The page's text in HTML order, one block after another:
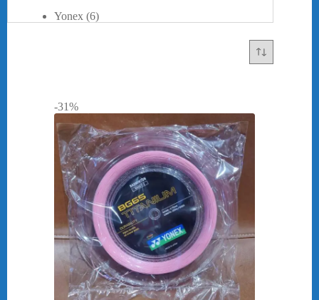
-31%
Yonex (6)